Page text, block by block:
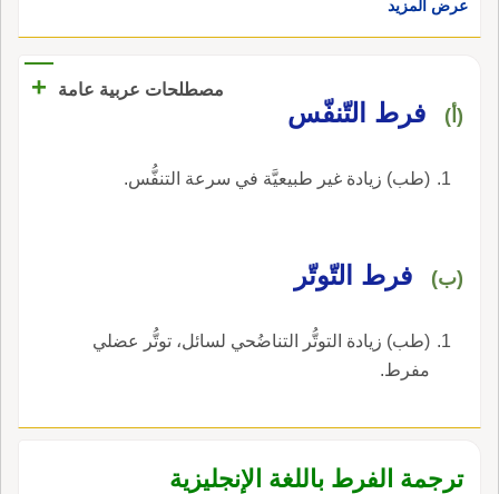
أَي خَلَّفته ونَسِيتهم، قال: ويُقرأُ مُفْرِطون، يقال:
كانوا مُفْرِطِين على أَنفسهم ف الذنوب، ويروى
جَنْب اللّه، يقول: فيما ترَكْتُ وضيَّعت.
عرض المزيد
مصطلحات عربية عامة +
(أ) فرط التّنفّس
(طب) زيادة غير طبيعيَّة في سرعة التنفُّس.
(ب) فرط التّوتّر
(طب) زيادة التوتُّر التناضُحي لسائل، توتُّر عضلي
مفرط.
ترجمة الفرط باللغة الإنجليزية